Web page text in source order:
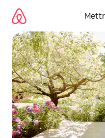
directement
contenu